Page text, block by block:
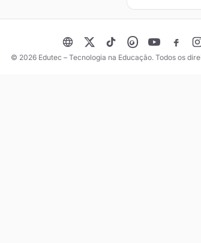
© 2026 Edutec – Tecnologia na Educação. Todos os